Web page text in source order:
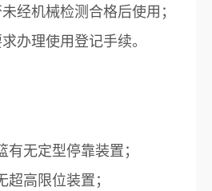
经机械检测合格后使用；
办理使用登记手续。
无定型停靠装置；
高限位装置；